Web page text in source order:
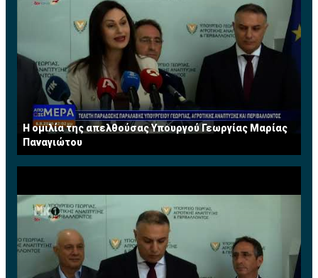
Η ομιλία της απελθούσας Υπουργού Γεωργίας Μαρίας
Παναγιώτου